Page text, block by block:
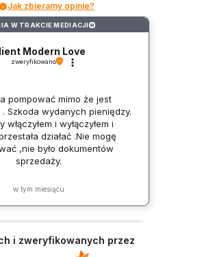
Jak zbieramy opinie?
W TRAKCIE MEDIACJI ?
Modern Love
zweryfikowano
pompować mimo że jest
. Szkoda wydanych pieniędzy.
włączyłem i wyłączyłem i
działać .Nie mogę
,nie było dokumentów
sprzedaży.
w tym miesiącu
i zweryfikowanych przez